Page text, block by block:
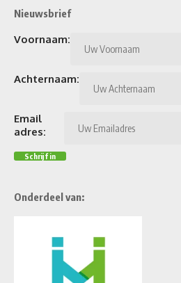
Nieuwsbrief
Voornaam:
Achternaam:
Email
adres:
Onderdeel van: